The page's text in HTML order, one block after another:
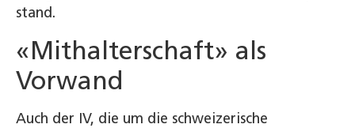
stand.
«Mithalterschaft» als
Vorwand
Auch der IV, die um die schweizerische